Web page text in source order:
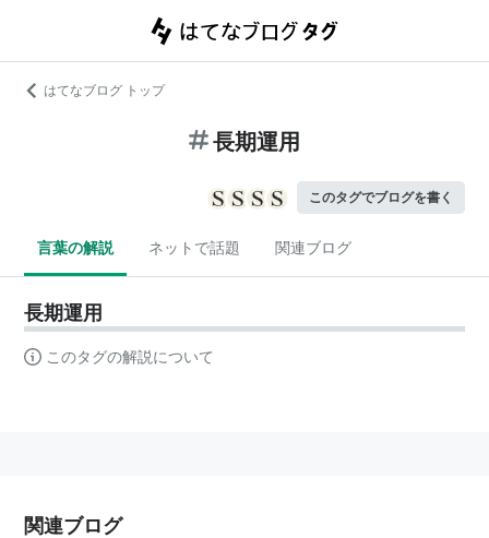
はてなブログ トップ
長期運用
このタグでブログを書く
言葉の解説 ネットで話題 関連ブログ
長期運用
このタグの解説について
関連ブログ